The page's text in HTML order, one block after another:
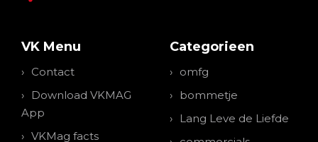
VK Menu
Contact
Download VKMAG
App
VKMag facts
Categorieen
omfg
bommetje
Lang Leve de Liefde